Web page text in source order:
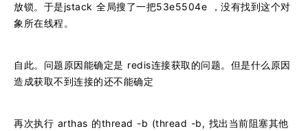
放锁。于是jstack 全局搜了一把53e5504e ，没有找到这个对
象所在线程。
自此。问题原因能确定是 redis连接获取的问题。但是什么原因
造成获取不到连接的还不能确定
再次执行 arthas 的thread -b (thread -b, 找出当前阻塞其他